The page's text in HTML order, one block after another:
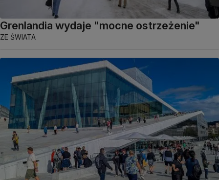
Grenlandia wydaje "mocne ostrzeżenie"
ZE ŚWIATA